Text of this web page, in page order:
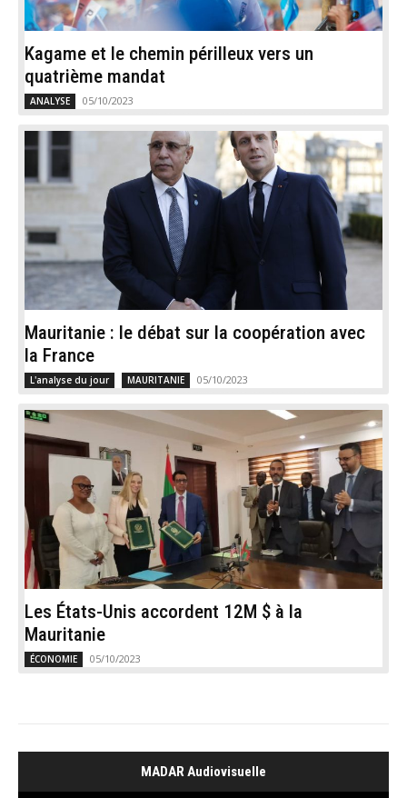
Kagame et le chemin périlleux vers un
quatrième mandat
ANALYSE 05/10/2023
Mauritanie : le débat sur la coopération avec
la France
L'analyse du jour MAURITANIE 05/10/2023
Les États-Unis accordent 12M $ à la
Mauritanie
ÉCONOMIE 05/10/2023
MADAR Audiovisuelle